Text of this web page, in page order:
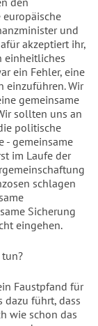
und
akzeptiert ihr,
einheitliches
ein Fehler, eine
einzuführen. Wir
gemeinsame
sollten uns an
politische
- gemeinsame
im Laufe der
schlagen
Sicherung
eingehen.
Faustpfand für
führt, dass
wie schon das